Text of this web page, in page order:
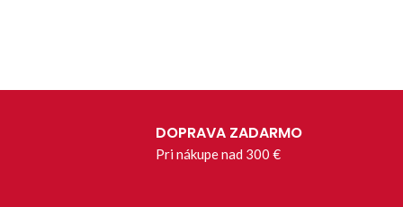
DOPRAVA ZADARMO
Pri nákupe nad 300 €